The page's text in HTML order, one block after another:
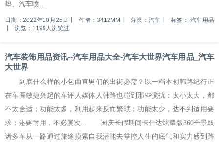
垫、汽车喷...
日期：2022年10月25日 作者：3412MM 分类：汽车 标签：汽车用品
浏览：1199人浏览过
汽车装饰用品资讯--汽车用品大全-汽车大世界汽车用品_汽车
大世界
到底什么样的小包曲直男们的出街必需？以一档本创韩路纪行正
在车圈敏捷兴起的车评人媒体人韩路也碰到那些搅扰：太小太大，都
不太合适；功能太多，利用起来反而繁琐；功能太少，达不到适用要
求；还要耐用，不必屡次... 国庆长假期间卡仕达炫耀版360全景取
诸多车从一路通过旅途摸索自我潜能去掌控人生的底气和实力感到路